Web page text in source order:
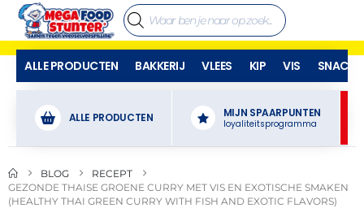
ALLE PRODUCTEN BAKKERIJ VLEES KIP VIS SNACKS
ALLE PRODUCTEN MIJN SPAARPUNTEN
loyaliteitsprogramma
BLOG
RECEPT
GEZONDE THAISE GROENE CURRY MET VIS EN EXOTISCHE SMAKEN
(HEALTHY THAI GREEN CURRY WITH FISH AND EXOTIC FLAVORS)